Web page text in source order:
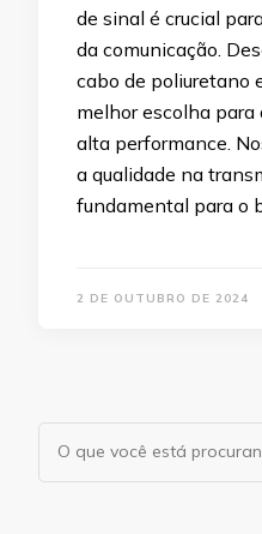
de sinal é crucial
da comunicação.
cabo de poliuretano
melhor escolha para
alta performance.
a qualidade na
fundamental para o
2 DE OUTUBRO DE 2024
Procurando
algo?